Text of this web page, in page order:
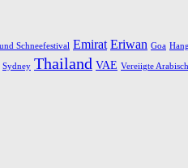
Schneefestival Emirat Eriwan Goa
Sydney Thailand VAE Vereiigte